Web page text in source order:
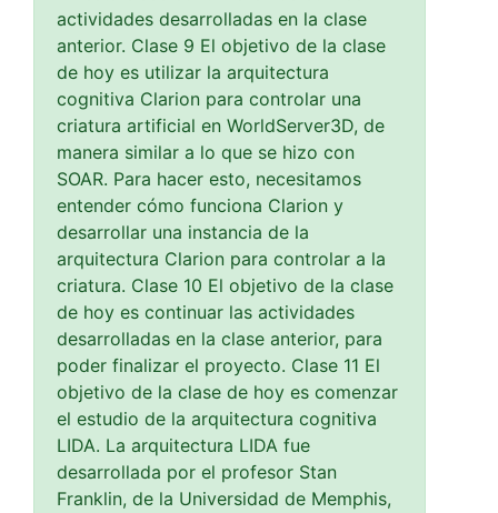
actividades desarrolladas en la clase
anterior. Clase 9 El objetivo de la clase
de hoy es utilizar la arquitectura
cognitiva Clarion para controlar una
criatura artificial en WorldServer3D, de
manera similar a lo que se hizo con
SOAR. Para hacer esto, necesitamos
entender cómo funciona Clarion y
desarrollar una instancia de la
arquitectura Clarion para controlar a la
criatura. Clase 10 El objetivo de la clase
de hoy es continuar las actividades
desarrolladas en la clase anterior, para
poder finalizar el proyecto. Clase 11 El
objetivo de la clase de hoy es comenzar
el estudio de la arquitectura cognitiva
LIDA. La arquitectura LIDA fue
desarrollada por el profesor Stan
Franklin, de la Universidad de Memphis,